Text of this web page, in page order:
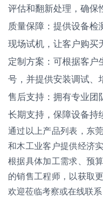
评估和翻新处理，确保
质量保障：提供设备检
现场试机，让客户购买
定制方案：可根据客户
号，并提供安装调试、
售后支持：拥有专业团
长期支持，保障设备持
通过以上产品列表，东
和木工业客户提供经济
根据具体加工需求、预
的销售工程师，以获取
欢迎莅临考察或在线联